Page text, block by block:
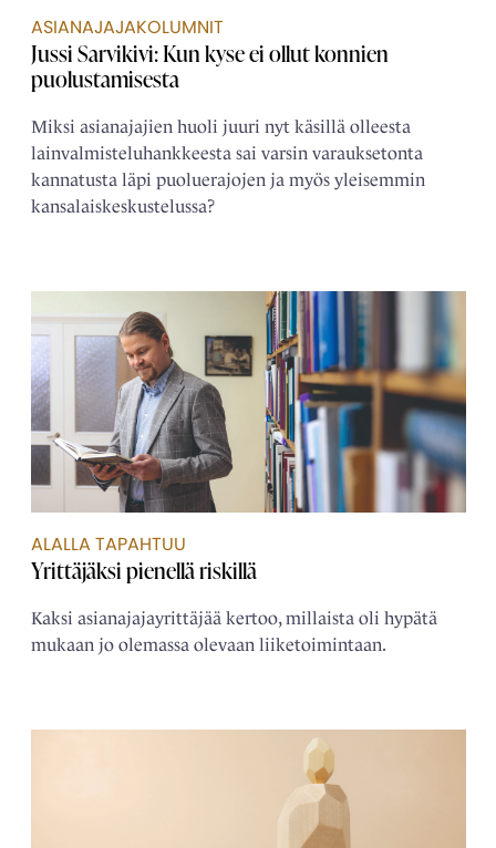
ASIANAJAJAKOLUMNIT
Jussi Sarvikivi: Kun kyse ei ollut konnien
puolustamisesta
Miksi asianajajien huoli juuri nyt käsillä olleesta
lainvalmisteluhankkeesta sai varsin varauksetonta
kannatusta läpi puoluerajojen ja myös yleisemmin
kansalaiskeskustelussa?
ALALLA TAPAHTUU
Yrittäjäksi pienellä riskillä
Kaksi asianajajayrittäjää kertoo, millaista oli hypätä
mukaan jo olemassa olevaan liiketoimintaan.